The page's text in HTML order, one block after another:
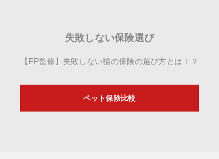
失敗しない保険選び
【FP監修】失敗しない猫の保険の選び方とは！？
ペット保険比較